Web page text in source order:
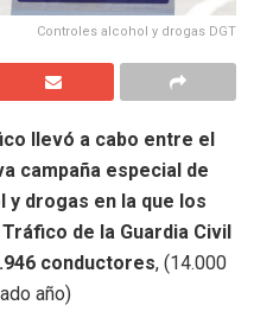
Controles alcohol y drogas DGT
llevó a cabo entre el
campaña especial de
drogas en la que los
de la Guardia Civil
conductores, (14.000
año)